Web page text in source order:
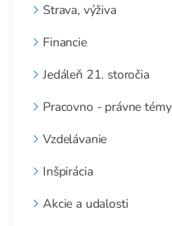
Strava, výživa
Financie
Jedáleň 21. storočia
Pracovno - právne témy
Vzdelávanie
Inšpirácia
Akcie a udalosti